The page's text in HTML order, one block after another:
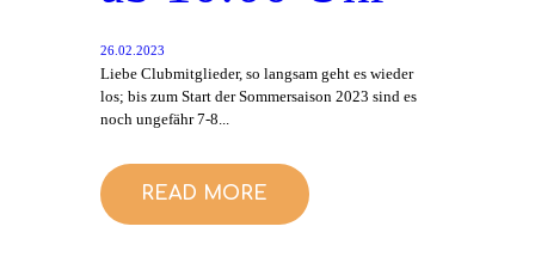
26.02.2023
Liebe Clubmitglieder, so langsam geht es wieder
los; bis zum Start der Sommersaison 2023 sind es
noch ungefähr 7-8...
READ MORE